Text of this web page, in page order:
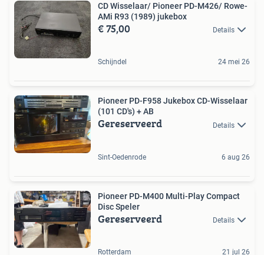
CD Wisselaar/ Pioneer PD-M426/ Rowe-
AMi R93 (1989) jukebox
€ 75,00 Details
Schijndel 24 mei 26
Pioneer PD-F958 Jukebox CD-Wisselaar
(101 CD's) + AB
Gereserveerd Details
Sint-Oedenrode 6 aug 26
Pioneer PD-M400 Multi-Play Compact
Disc Speler
Gereserveerd Details
Rotterdam 21 jul 26